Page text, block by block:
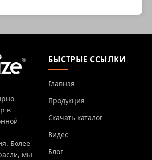
в
Более
мы
БЫСТРЫЕ ССЫЛКИ
Главная
Продукция
Скачать каталог
Видео
Блог